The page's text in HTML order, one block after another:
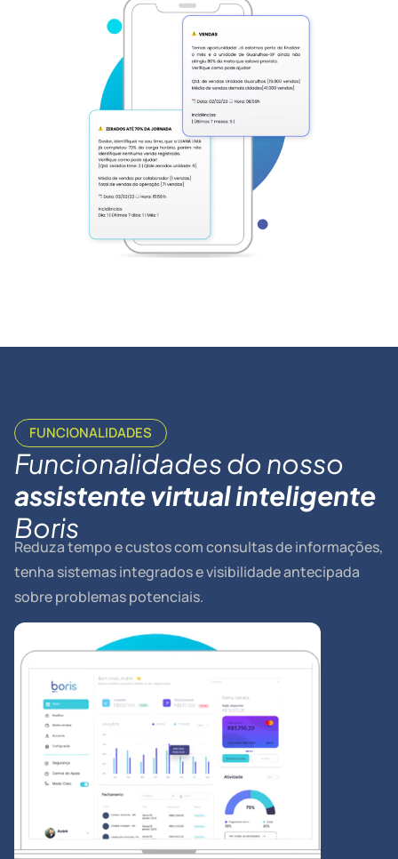
FUNCIONALIDADES
Funcionalidades do nosso
assistentevirtualinteligente
Boris
Reduza tempo e custos com consultas de informações,
tenha sistemas integrados e visibilidade antecipada
sobre problemas potenciais.